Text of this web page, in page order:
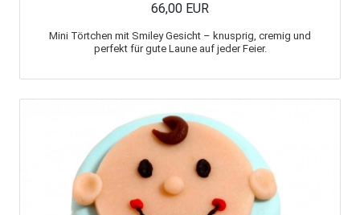
66,00 EUR
Mini Törtchen mit Smiley Gesicht – knusprig, cremig und
perfekt für gute Laune auf jeder Feier.